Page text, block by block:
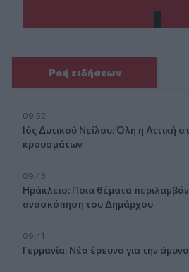
Ροή ειδήσεων
09:52
Ιός Δυτικού Νείλου: Όλη η Αττική
κρουσμάτων
09:43
Ηράκλειο: Ποια θέματα
ανασκόπηση του Δημάρχου
09:41
Γερμανία: Νέα έρευνα για την